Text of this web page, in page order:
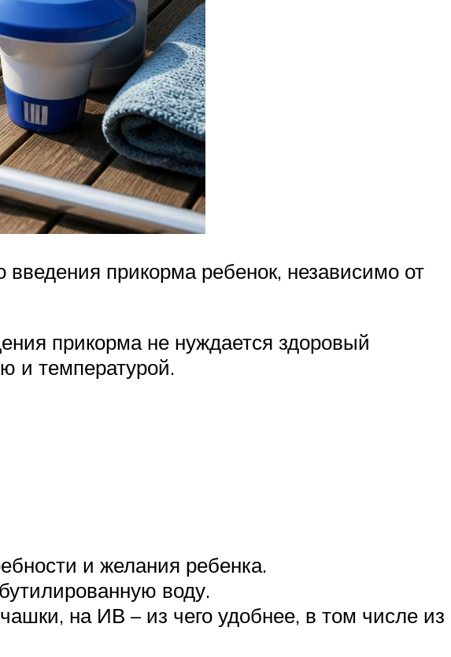
прикорма ребенок, независимо от
прикорма не нуждается здоровый
и температурой.
и желания ребенка.
воду.
на ИВ – из чего удобнее, в том числе из